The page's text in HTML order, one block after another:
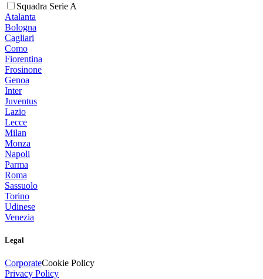
Squadra Serie A
Atalanta
Bologna
Cagliari
Como
Fiorentina
Frosinone
Genoa
Inter
Juventus
Lazio
Lecce
Milan
Monza
Napoli
Parma
Roma
Sassuolo
Torino
Udinese
Venezia
Legal
CorporateCookie Policy
Privacy Policy